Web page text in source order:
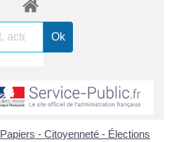
Papiers - Citoyenneté - Élections